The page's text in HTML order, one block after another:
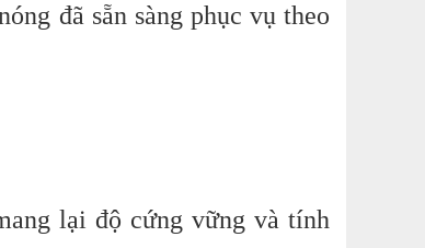
đã sẵn sàng phục vụ theo
lại độ cứng vững và tính